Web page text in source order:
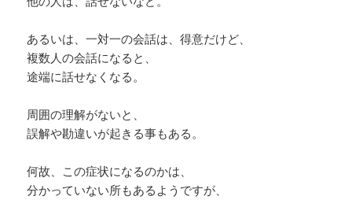
あるいは、一対一の会話は、得意だけど、
複数人の会話になると、
途端に話せなくなる。
周囲の理解がないと、
誤解や勘違いが起きる事もある。
何故、この症状になるのかは、
分かっていない所もあるようですが、